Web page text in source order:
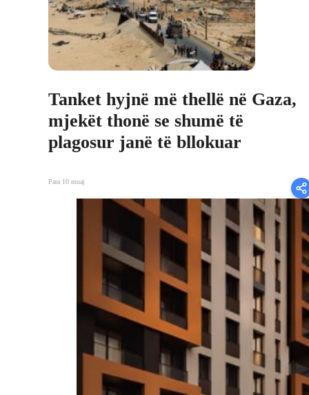
Tanket hyjnë më thellë në Gaza,
mjekët thonë se shumë të
plagosur janë të bllokuar
Para 10 muaj